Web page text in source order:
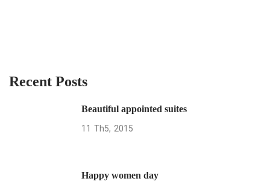
Recent Posts
Beautiful appointed suites
11 Th5 2015
Happy women day